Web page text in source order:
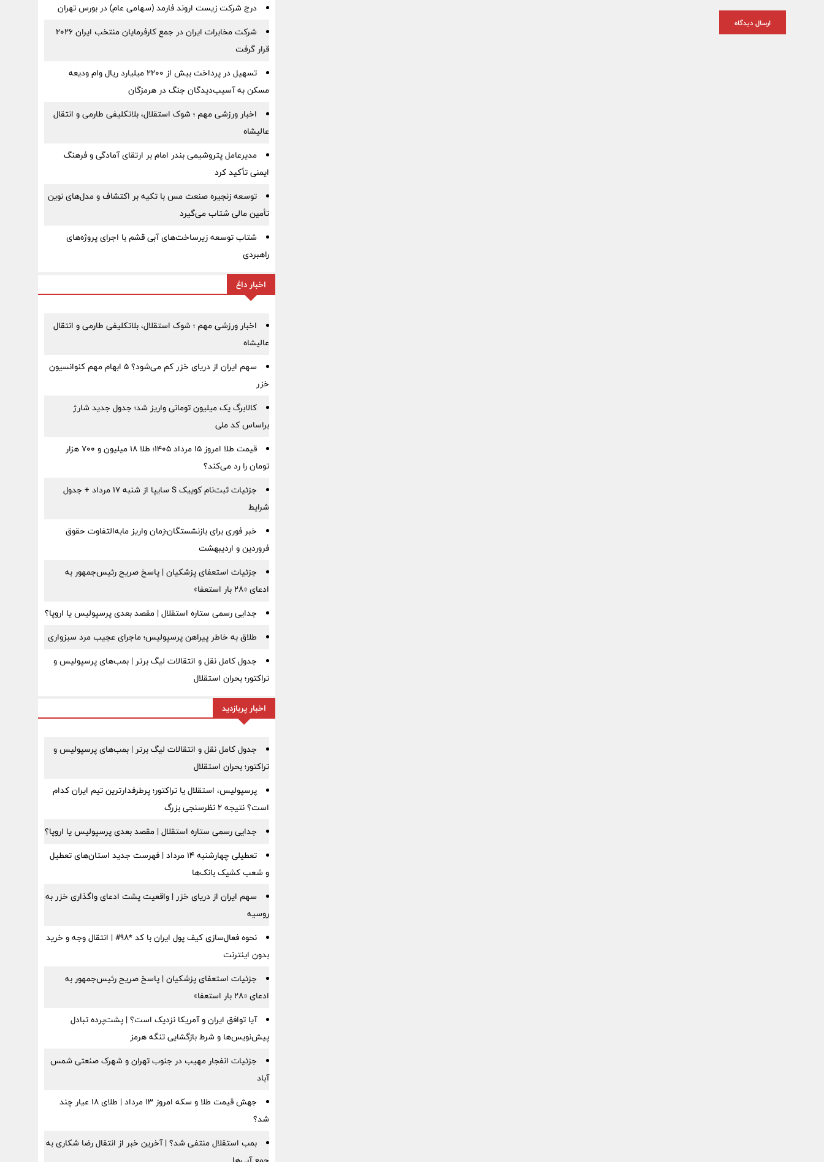
ارسال دیدگاه
درج شرکت زیست اروند فارمد (سهامی عام) در بورس تهران
شرکت مخابرات ایران در جمع کارفرمایان منتخب ایران ۲۰۲۶
قرار گرفت
تسهیل در پرداخت بیش از ۲۲۰۰ میلیارد ریال وام ودیعه
مسکن به آسیب‌دیدگان جنگ در هرمزگان
اخبار ورزشی مهم ؛ شوک استقلال، بلاتکلیفی طارمی و انتقال
عالیشاه
مدیرعامل پتروشیمی بندر امام بر ارتقای آمادگی و فرهنگ
ایمنی تأکید کرد
توسعه زنجیره صنعت مس با تکیه بر اکتشاف و مدل‌های نوین
تأمین مالی شتاب می‌گیرد
شتاب توسعه زیرساخت‌های آبی قشم با اجرای پروژه‌های
راهبردی
اخبار داغ
اخبار ورزشی مهم ؛ شوک استقلال، بلاتکلیفی طارمی و انتقال
عالیشاه
سهم ایران از دریای خزر کم می‌شود؟ ۵ ابهام مهم کنوانسیون
خزر
کالابرگ یک میلیون تومانی واریز شد؛ جدول جدید شارژ
براساس کد ملی
قیمت طلا امروز ۱۵ مرداد ۱۴۰۵؛ طلا ۱۸ میلیون و ۷۰۰ هزار
تومان را رد می‌کند؟
جزئیات ثبت‌نام کوییک S سایپا از شنبه ۱۷ مرداد + جدول
شرایط
خبر فوری برای بازنشستگان؛زمان واریز مابه‌التفاوت حقوق
فروردین و اردیبهشت
جزئیات استعفای پزشکیان | پاسخ صریح رئیس‌جمهور به
ادعای «۲۸ بار استعفا»
جدایی رسمی ستاره استقلال | مقصد بعدی پرسپولیس یا اروپا؟
طلاق به خاطر پیراهن پرسپولیس؛ ماجرای عجیب مرد سبزواری
جدول کامل نقل و انتقالات لیگ برتر | بمب‌های پرسپولیس و
تراکتور؛ بحران استقلال
اخبار پربازدید
جدول کامل نقل و انتقالات لیگ برتر | بمب‌های پرسپولیس و
تراکتور؛ بحران استقلال
پرسپولیس، استقلال یا تراکتور؛ پرطرفدارترین تیم ایران کدام
است؟ نتیجه ۲ نظرسنجی بزرگ
جدایی رسمی ستاره استقلال | مقصد بعدی پرسپولیس یا اروپا؟
تعطیلی چهارشنبه ۱۴ مرداد | فهرست جدید استان‌های تعطیل
و شعب کشیک بانک‌ها
سهم ایران از دریای خزر | واقعیت پشت ادعای واگذاری خزر به
روسیه
نحوه فعال‌سازی کیف پول ایران با کد *98# | انتقال وجه و خرید
بدون اینترنت
جزئیات استعفای پزشکیان | پاسخ صریح رئیس‌جمهور به
ادعای «۲۸ بار استعفا»
آیا توافق ایران و آمریکا نزدیک است؟ | پشت‌پرده تبادل
پیش‌نویس‌ها و شرط بازگشایی تنگه هرمز
جزئیات انفجار مهیب در جنوب تهران و شهرک صنعتی شمس
آباد
جهش قیمت طلا و سکه امروز ۱۳ مرداد | طلای ۱۸ عیار چند
شد؟
بمب استقلال منتفی شد؟ | آخرین خبر از انتقال رضا شکاری به